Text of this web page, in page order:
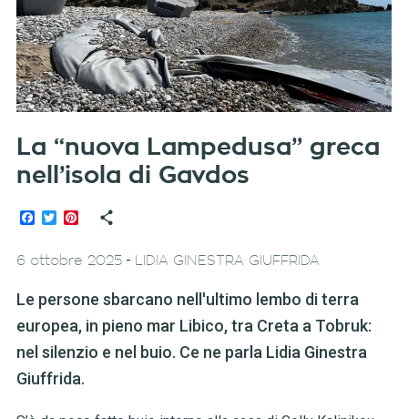
La “nuova Lampedusa” greca
nell’isola di Gavdos
Facebook
TwitterPinterest
6 ottobre 2025- LIDIA GINESTRA GIUFFRIDA
Le persone sbarcano nell'ultimo lembo di terra
europea, in pieno mar Libico, tra Creta a Tobruk:
nel silenzio e nel buio. Ce ne parla Lidia Ginestra
Giuffrida.